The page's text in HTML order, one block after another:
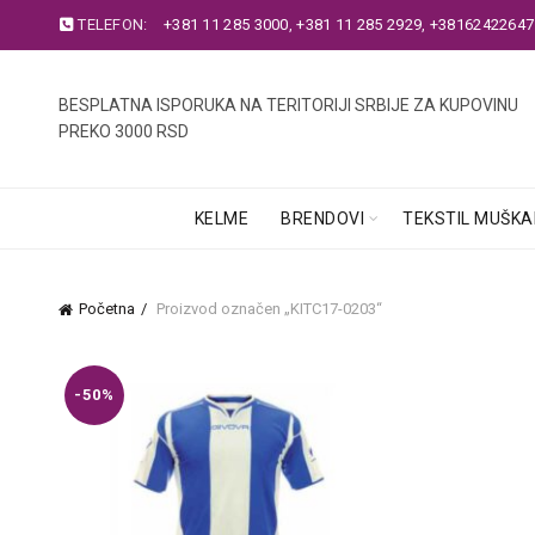
TELEFON: +381 11 285 3000,+381 11 285 2929, +38162422647
BESPLATNA ISPORUKA NA TERITORIJI SRBIJE ZA KUPOVINU
PREKO 3000 RSD
KELME BRENDOVI TEKSTIL
Početna Proizvod označen „KITC17-0203“
-50%